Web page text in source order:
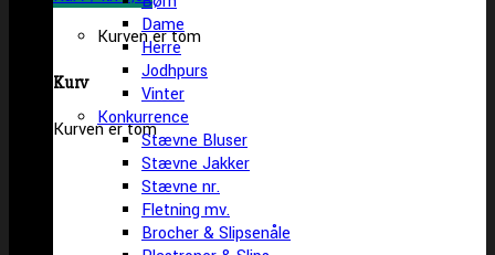
Kurven er tom
Kurv
Kurven er tom
Dame
Herre
Jodhpurs
Vinter
Konkurrence
Stævne Bluser
Stævne Jakker
Stævne nr.
Fletning mv.
Brocher & Slipsenåle